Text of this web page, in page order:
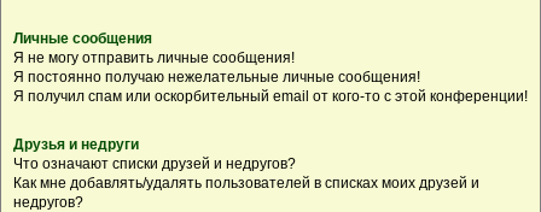
Личные сообщения
Я не могу отправить личные сообщения!
Я постоянно получаю нежелательные личные сообщения!
Я получил спам или оскорбительный email от кого-то с этой конференции!
Друзья и недруги
Что означают списки друзей и недругов?
Как мне добавлять/удалять пользователей в списках моих друзей и
недругов?